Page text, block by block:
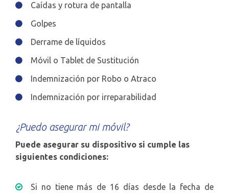
Caídas y rotura de pantalla
Golpes
Derrame de líquidos
Móvil o Tablet de Sustitución
Indemnización por Robo o Atraco
Indemnización por irreparabilidad
¿Puedo asegurar mi móvil?
Puede asegurar su dispositivo si cumple las
siguientes condiciones:
Si no tiene más de 16 días desde la fecha de